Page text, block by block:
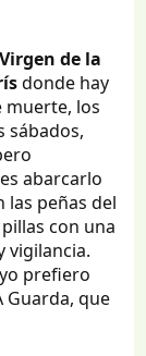
Virgen de la
donde hay
muerte, los
sábados,
abarcarlo
las peñas del
con una
vigilancia.
prefiero
Guarda, que